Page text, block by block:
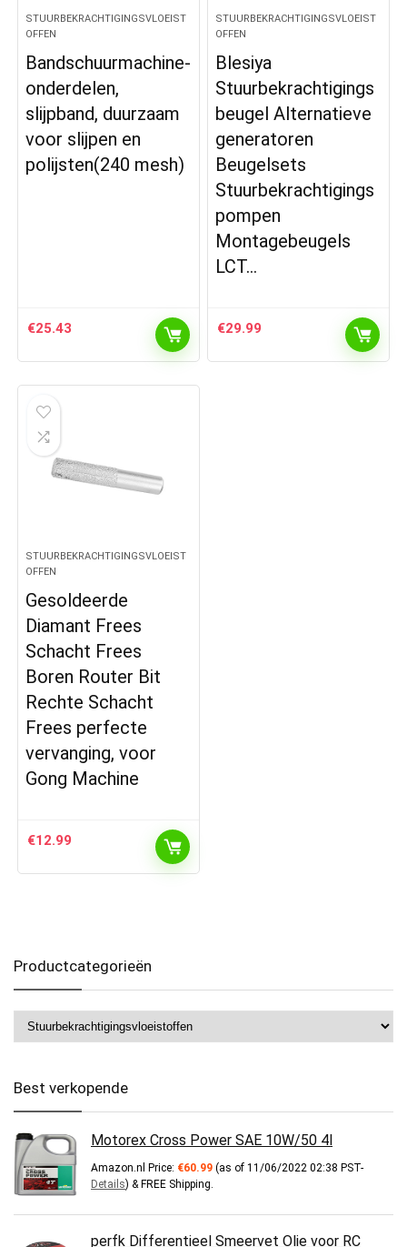
STUURBEKRACHTIGINGSVLOEIST
OFFEN
Bandschuurmachine-
onderdelen,
slijpband, duurzaam
voor slijpen en
polijsten(240 mesh)
€25.43
STUURBEKRACHTIGINGSVLOEIST
OFFEN
Blesiya
Stuurbekrachtigings
beugel Alternatieve
generatoren
Beugelsets
Stuurbekrachtigings
pompen
Montagebeugels
LCT…
€29.99
STUURBEKRACHTIGINGSVLOEIST
OFFEN
Gesoldeerde
Diamant Frees
Schacht Frees
Boren Router Bit
Rechte Schacht
Frees perfecte
vervanging, voor
Gong Machine
€12.99
Productcategorieën
Best verkopende
Motorex Cross Power SAE 10W/50 4l
Amazon.nl Price: €60.99 (as of 11/06/2022 02:38 PST-
Details) & FREE Shipping.
perfk Differentieel Smeervet Olie voor RC